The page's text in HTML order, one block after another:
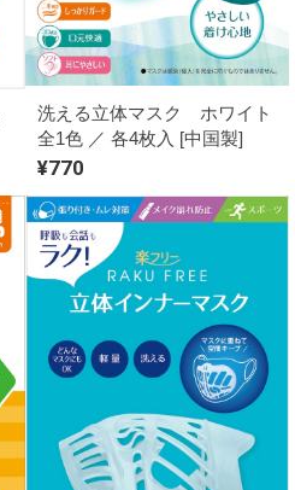
洗える立体マスク ホワイト
全1色 ／ 各4枚入 [中国製]
¥770